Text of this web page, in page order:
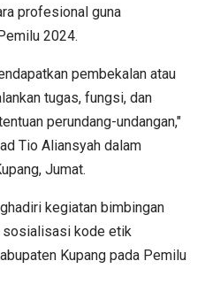
profesional guna
2024.
pembekalan atau
tugas, fungsi, dan
perundang-undangan,"
Tio Aliansyah dalam
Jumat.
kegiatan bimbingan
sosialisasi kode etik
Kupang pada Pemilu